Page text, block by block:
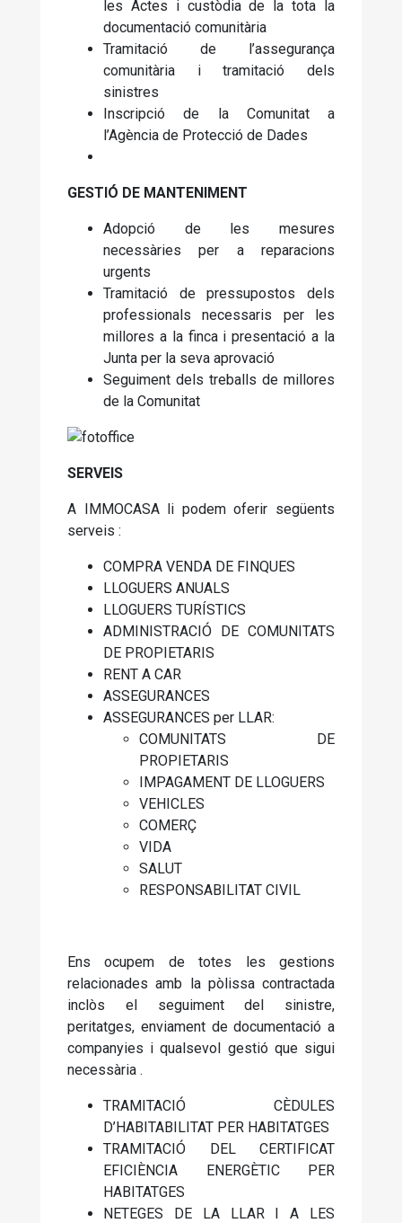
les Actes i custòdia de la tota la
documentació comunitària
Tramitació de l’assegurança
comunitària i tramitació dels
sinistres
Inscripció de la Comunitat a
l’Agència de Protecció de Dades
GESTIÓ DE MANTENIMENT
Adopció de les mesures
necessàries per a reparacions
urgents
Tramitació de pressupostos dels
professionals necessaris per les
millores a la finca i presentació a la
Junta per la seva aprovació
Seguiment dels treballs de millores
de la Comunitat
SERVEIS
A IMMOCASA li podem oferir següents
serveis :
COMPRA VENDA DE FINQUES
LLOGUERS ANUALS
LLOGUERS TURÍSTICS
ADMINISTRACIÓ DE COMUNITATS
DE PROPIETARIS
RENT A CAR
ASSEGURANCES
ASSEGURANCES per LLAR:
COMUNITATS DE
PROPIETARIS
IMPAGAMENT DE LLOGUERS
VEHICLES
COMERÇ
VIDA
SALUT
RESPONSABILITAT CIVIL
Ens ocupem de totes les gestions
relacionades amb la pòlissa contractada
inclòs el seguiment del sinistre,
peritatges, enviament de documentació a
companyies i qualsevol gestió que sigui
necessària .
TRAMITACIÓ CÈDULES
D’HABITABILITAT PER HABITATGES
TRAMITACIÓ DEL CERTIFICAT
EFICIÈNCIA ENERGÈTIC PER
HABITATGES
NETEGES DE LA LLAR I A LES